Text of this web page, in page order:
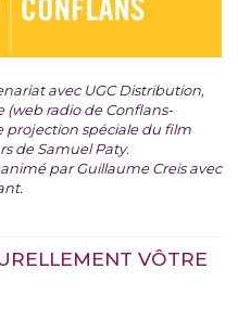
avec UGC Distribution,
(web radio de Conflans-
projection spéciale du film
de Samuel Paty.
par Guillaume Creis avec
VÔTRE